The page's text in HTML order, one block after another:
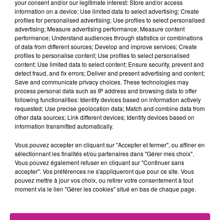
la photo de profil, qui ne suit plus aucun autre compte. Seul
subsiste son prénom, Benito Antonio et un lien pour écouter
son album "Debi tirar mas fotos"( J'aurais dû prendre plus
de photos). Le compte TikTok de Bad Bunny, suivi par 39
millions d'abonnés, est lui toujours là.
Juste pour info : Le concert de Bad Bunny dimanche au
Super Bowl a battu sur Youtube le record de visionnages en
24 heures, dépassant les 48 millions.
TITRES DIFFUSÉS Voir plus
13h12
13h12
LUCENZO
13h08
13h08
RIHANNA
13h06
13h06
MAUVAIS DJO
your consent and/or our legitimate interest: Store and/or access
information on a device; Use limited data to select advertising; Create
profiles for personalised advertising; Use profiles to select personalised
advertising; Measure advertising performance; Measure content
performance; Understand audiences through statistics or combinations
of data from different sources; Develop and improve services; Create
profiles to personalise content; Use profiles to select personalised
content; Use limited data to select content; Ensure security, prevent and
detect fraud, and fix errors; Deliver and present advertising and content;
Save and communicate privacy choices. These technologies may
process personal data such as IP address and browsing data to offer
following functionalities: Identify devices based on information actively
requested; Use precise geolocation data; Match and combine data from
other data sources; Link different devices; Identify devices based on
information transmitted automatically.
Vous pouvez accepter en cliquant sur "Accepter et fermer", ou affiner en
sélectionnant les finalités et/ou partenaires dans "Gérer mes choix".
Vous pouvez également refuser en cliquant sur "Continuer sans
accepter". Vos préférences ne s'appliqueront que pour ce site. Vous
pouvez mettre à jour vos choix, ou retirer votre consentement à tout
moment via le lien "Gérer les cookies" situé en bas de chaque page.